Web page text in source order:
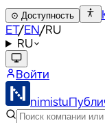
⊙ Доступность
ET/EN/RU
RU
Войти
nimistu